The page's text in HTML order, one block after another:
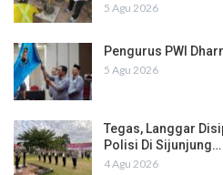
5 Agu 2026
Pengurus PWI
5 Agu 2026
Tegas, Langgar
Polisi Di Sijunjung…
4 Agu 2026